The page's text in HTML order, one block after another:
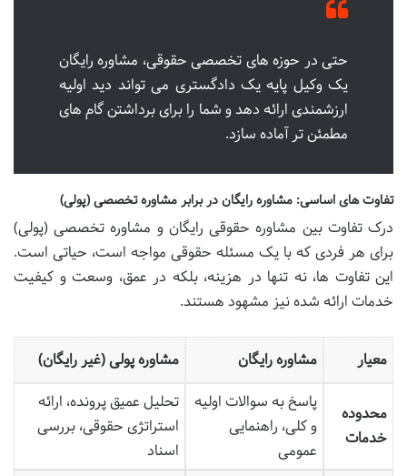
حتی در حوزه های تخصصی حقوقی، مشاوره رایگان
یک وکیل پایه یک دادگستری می تواند دید اولیه
ارزشمندی ارائه دهد و شما را برای برداشتن گام های
مطمئن تر آماده سازد.
تفاوت های اساسی: مشاوره رایگان در برابر مشاوره تخصصی (پولی)
درک تفاوت بین مشاوره حقوقی رایگان و مشاوره تخصصی (پولی)
برای هر فردی که با یک مسئله حقوقی مواجه است، حیاتی است.
این تفاوت ها، نه تنها در هزینه، بلکه در عمق، وسعت و کیفیت
خدمات ارائه شده نیز مشهود هستند.
معیار مشاوره رایگان مشاوره پولی (غیر رایگان)
محدوده
خدمات
پاسخ به سوالات اولیه
و کلی، راهنمایی
عمومی
تحلیل عمیق پرونده، ارائه
استراتژی حقوقی، بررسی
اسناد